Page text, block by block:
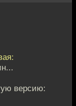
версию: